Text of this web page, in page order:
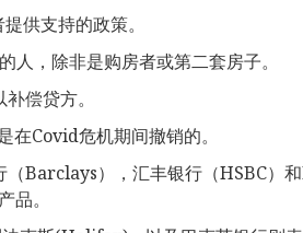
供支持的政策。
，除非是购房者或第二套房子。
偿贷方。
Covid危机期间撤销的。
Barclays），汇丰银行（HSBC）
。